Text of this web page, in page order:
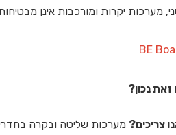
מערכות יקרות ומורכבות אינן
נכון?
צריכים? מערכות שליטה ובקרה